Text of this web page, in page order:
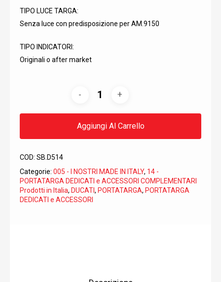
TIPO LUCE TARGA:
Senza luce con predisposizione per AM.9150
TIPO INDICATORI:
Originali o after market
Aggiungi Al Carrello
COD: SB.D514
Categorie: 005 - I NOSTRI MADE IN ITALY, 14 -
PORTATARGA DEDICATI e ACCESSORI COMPLEMENTARI
Prodotti in Italia, DUCATI, PORTATARGA, PORTATARGA
DEDICATI e ACCESSORI